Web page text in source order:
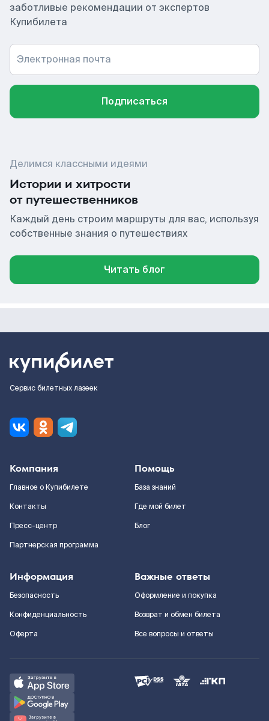
заботливые рекомендации от экспертов
Купибилета
Электронная почта
Подписаться
Делимся классными идеями
Истории и хитрости
от путешественников
Каждый день строим маршруты для вас, используя
собственные знания о путешествиях
Читать блог
Сервис билетных лазеек
Компания
Главное о Купибилете
Контакты
Пресс-центр
Партнерская программа
Помощь
База знаний
Где мой билет
Блог
Информация
Безопасность
Конфиденциальность
Оферта
Важные ответы
Оформление и покупка
Возврат и обмен билета
Все вопросы и ответы